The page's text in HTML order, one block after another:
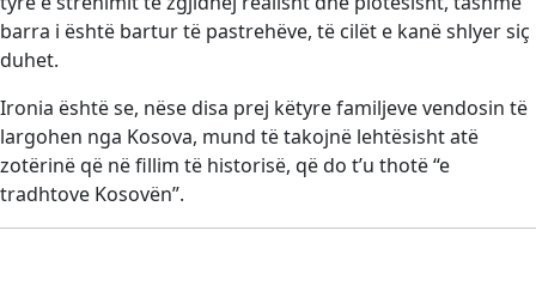
barra i është bartur të pastrehëve, të cilët e kanë shlyer siç
duhet.
Ironia është se, nëse disa prej këtyre familjeve vendosin të
largohen nga Kosova, mund të takojnë lehtësisht atë
zotërinë që në fillim të historisë, që do t’u thotë “e
tradhtove Kosovën”.